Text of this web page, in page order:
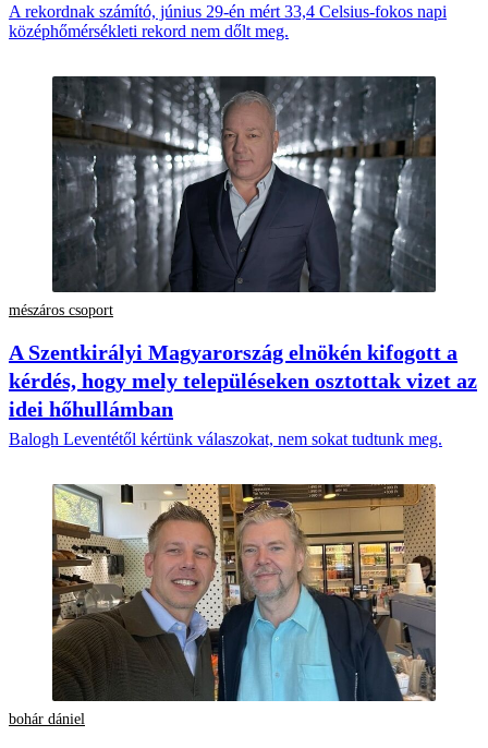
A rekordnak számító, június 29-én mért 33,4 Celsius-fokos napi
középhőmérsékleti rekord nem dőlt meg.
mészáros csoport
A Szentkirályi Magyarország elnökén kifogott a
kérdés, hogy mely településeken osztottak vizet az
idei hőhullámban
Balogh Leventétől kértünk válaszokat, nem sokat tudtunk meg.
bohár dániel